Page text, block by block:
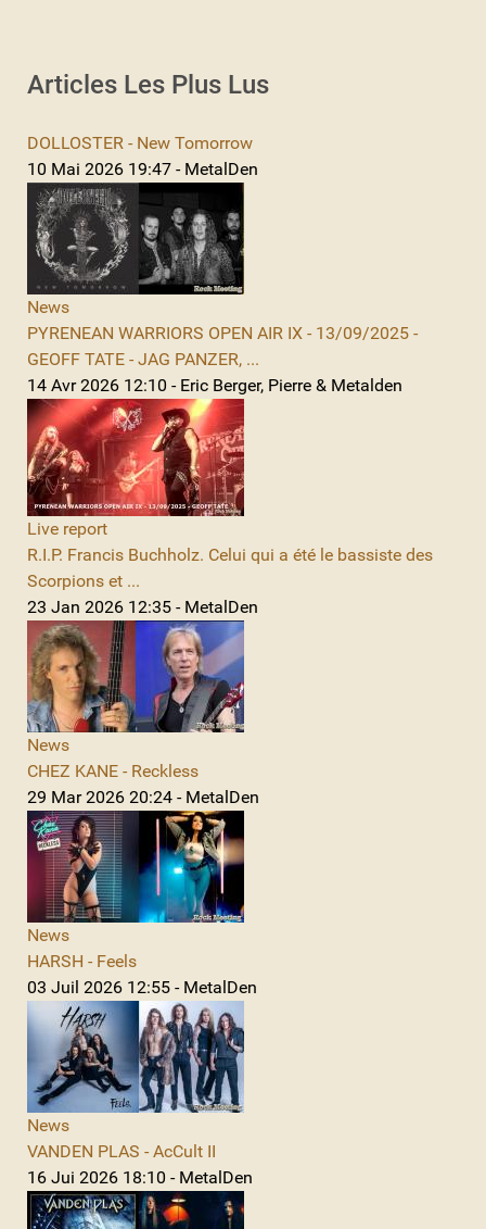
Articles Les Plus Lus
DOLLOSTER - New Tomorrow
10 Mai 2026 19:47 - MetalDen
News
PYRENEAN WARRIORS OPEN AIR IX - 13/09/2025 -
GEOFF TATE - JAG PANZER, ...
14 Avr 2026 12:10 - Eric Berger, Pierre & Metalden
Live report
R.I.P. Francis Buchholz. Celui qui a été le bassiste des
Scorpions et ...
23 Jan 2026 12:35 - MetalDen
News
CHEZ KANE - Reckless
29 Mar 2026 20:24 - MetalDen
News
HARSH - Feels
03 Juil 2026 12:55 - MetalDen
News
VANDEN PLAS - AcCult II
16 Jui 2026 18:10 - MetalDen